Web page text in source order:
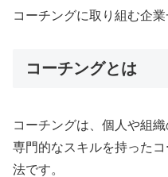
コーチングに取り組む企業
コーチングとは
コーチングは、個人や組
専門的なスキルを持った
法です。